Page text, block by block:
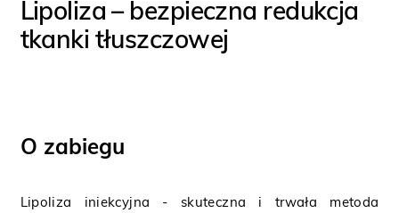
Lipoliza – bezpieczna redukcja
tkanki tłuszczowej
O zabiegu
Lipoliza iniekcyjna - skuteczna i trwała metoda